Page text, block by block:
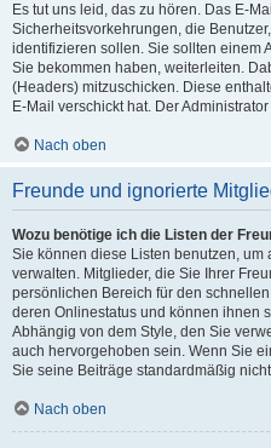
Es tut uns leid, das zu hören. Das E-
Sicherheitsvorkehrungen, die
identifizieren sollen. Sie sollten einem
Sie bekommen haben, weiterleiten.
(Headers) mitzuschicken. Diese
E-Mail verschickt hat. Der
Nach oben
Freunde und ignorierte
Wozu benötige ich die Listen der
Sie können diese Listen benutzen, um
verwalten. Mitglieder, die Sie Ihrer
persönlichen Bereich für den
deren Onlinestatus und können ihnen
Abhängig von dem Style, den Sie
auch hervorgehoben sein. Wenn Sie
Sie seine Beiträge standardmäßig
Nach oben